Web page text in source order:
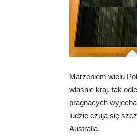
Marzeniem wielu
właśnie kraj, tak
pragnących
ludzie czują się
Australia.